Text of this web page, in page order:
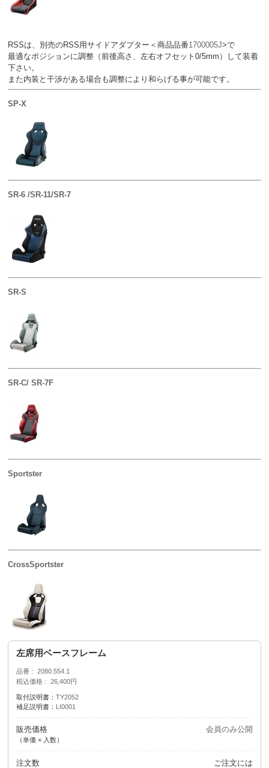
RSSは、別売のRSS用サイドアダプター＜商品品番1700005J>で
最適なポジションに調整（前後高さ、左右オフセット0/5mm）して装着
下さい。
また内装と干渉がある場合も調整により和らげる事が可能です。
SP-X
SR-6 /SR-11/SR-7
SR-S
SR-C/ SR-7F
Sportster
CrossSportster
左席用ベースフレーム
品番
2080.554.1
税込価格
26,400円
取付説明書： TY2052
補足説明書： LI0001
販売価格
（単価 × 入数）
会員のみ公開
注文数
ご注文には